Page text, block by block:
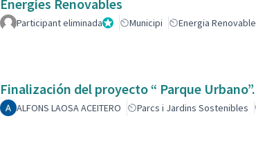
Energies Renovables
Participant eliminadaAdministrador
Municipi Energia Renovable
Finalización del proyecto “ Parque Urbano”.
ALFONS LAOSA ACEITERO Parcs i Jardins Sostenibles